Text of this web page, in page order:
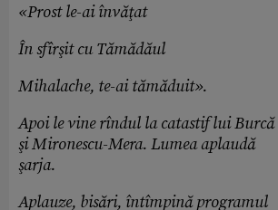
«Prost le-ai învăţat
În sfîrşit cu Tămădăul
Mihalache, te-ai tămăduit».
Apoi le vine rîndul la catastif lui Burcă
şi Mironescu-Mera. Lumea aplaudă
şarja.
Aplauze, bisări, întîmpină programul